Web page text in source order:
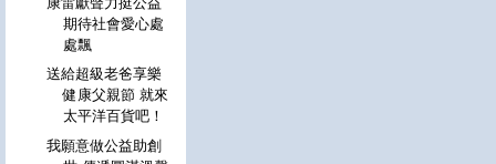
期待社會愛心處
處飄
送給超級老爸享樂
健康父親節 就來
太平洋百貨吧！
我願意做公益助創